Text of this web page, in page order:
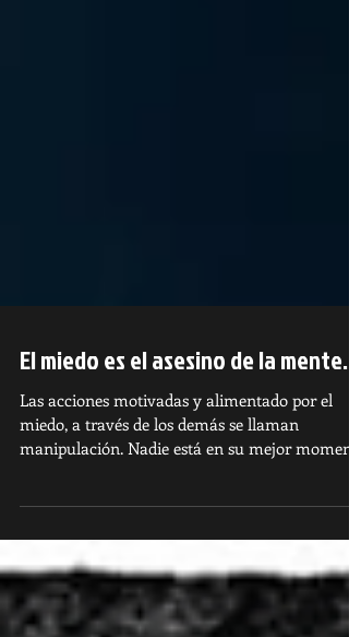
El miedo es el asesino de la mente.
Las acciones motivadas y alimentado por el
miedo, a través de los demás se llaman
cuando el mie